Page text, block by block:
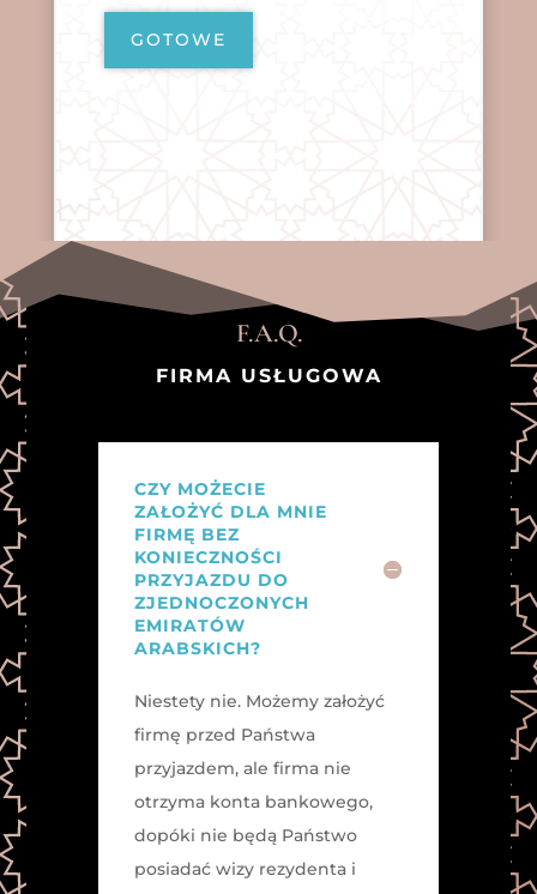
GOTOWE
F.A.Q.
FIRMA USŁUGOWA
CZY MOŻECIE
ZAŁOŻYĆ DLA MNIE
FIRMĘ BEZ
KONIECZNOŚCI
PRZYJAZDU DO
ZJEDNOCZONYCH
EMIRATÓW
ARABSKICH?
Niestety nie. Możemy założyć
firmę przed Państwa
przyjazdem, ale firma nie
otrzyma konta bankowego,
dopóki nie będą Państwo
posiadać wizy rezydenta i